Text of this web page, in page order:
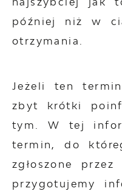
później niż w
otrzymania.
Jeżeli ten
zbyt krótki
tym. W tej
termin, do
zgłoszone
przygotujemy